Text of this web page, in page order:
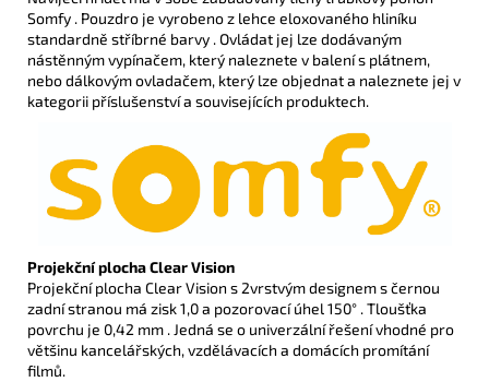
Somfy . Pouzdro je vyrobeno z lehce eloxovaného hliníku
standardně stříbrné barvy . Ovládat jej lze dodávaným
nástěnným vypínačem, který naleznete v balení s plátnem,
nebo dálkovým ovladačem, který lze objednat a naleznete jej v
kategorii příslušenství a souvisejících produktech.
Projekční plocha Clear Vision
Projekční plocha Clear Vision s 2vrstvým designem s černou
zadní stranou má zisk 1,0 a pozorovací úhel 150° . Tloušťka
povrchu je 0,42 mm . Jedná se o univerzální řešení vhodné pro
většinu kancelářských, vzdělávacích a domácích promítání
filmů.